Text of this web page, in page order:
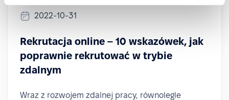
2022-10-31
Rekrutacja online – 10 wskazówek, jak
poprawnie rekrutować w trybie
zdalnym
Wraz z rozwojem zdalnej pracy, równolegle